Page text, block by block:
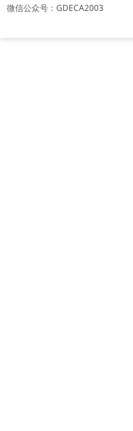
微信公众号：GDECA2003